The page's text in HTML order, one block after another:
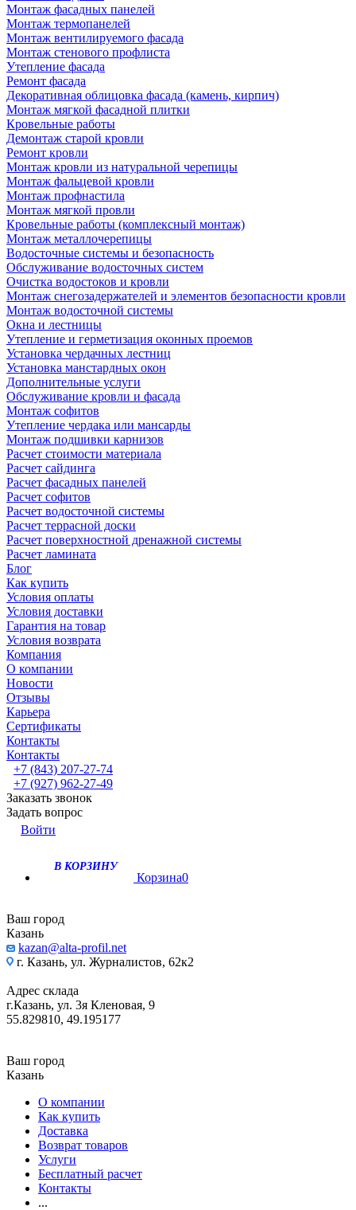
Монтаж фасадных панелей
Монтаж термопанелей
Монтаж вентилируемого фасада
Монтаж стенового профлиста
Утепление фасада
Ремонт фасада
Декоративная облицовка фасада (камень, кирпич)
Монтаж мягкой фасадной плитки
Кровельные работы
Демонтаж старой кровли
Ремонт кровли
Монтаж кровли из натуральной черепицы
Монтаж фальцевой кровли
Монтаж профнастила
Монтаж мягкой провли
Кровельные работы (комплексный монтаж)
Монтаж металлочерепицы
Водосточные системы и безопасность
Обслуживание водосточных систем
Очистка водостоков и кровли
Монтаж снегозадержателей и элементов безопасности кровли
Монтаж водосточной системы
Окна и лестницы
Утепление и герметизация оконных проемов
Установка чердачных лестниц
Установка манстардных окон
Дополнительные услуги
Обслуживание кровли и фасада
Монтаж софитов
Утепление чердака или мансарды
Монтаж подшивки карнизов
Расчет стоимости материала
Расчет сайдинга
Расчет фасадных панелей
Расчет софитов
Расчет водосточной системы
Расчет террасной доски
Расчет поверхностной дренажной системы
Расчет ламината
Блог
Как купить
Условия оплаты
Условия доставки
Гарантия на товар
Условия возврата
Компания
О компании
Новости
Отзывы
Карьера
Сертификаты
Контакты
Контакты
+7 (843) 207-27-74
+7 (927) 962-27-49
Заказать звонок
Задать вопрос
Войти
В КОРЗИНУ
Корзина0
Ваш город
Казань
kazan@alta-profil.net
г. Казань, ул. Журналистов, 62к2
Адрес склада
г.Казань, ул. 3я Кленовая, 9
55.829810, 49.195177
Ваш город
Казань
О компании
Как купить
Доставка
Возврат товаров
Услуги
Бесплатный расчет
Контакты
...